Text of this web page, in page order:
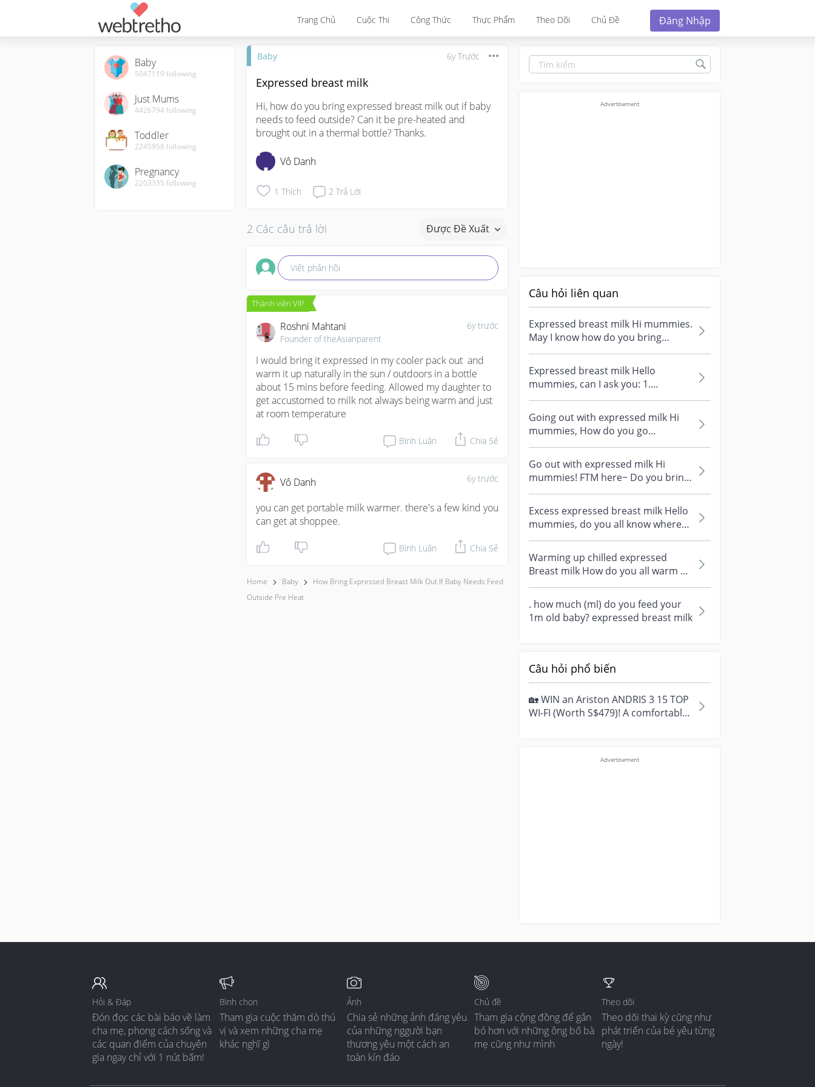
Trang Chủ Cuộc Thi Công Thức Thực Phẩm Theo Dõi Chủ Đề Đăng Nhập
Baby
5047119 following
Just Mums
4426794following
Toddler
2245958 following
Pregnancy
2203335 following
Baby 6y Trước
Expressed breast milk
Hi, how do you bring expressed breast milk out if baby
needs to feed outside? Can it be pre-heated and
brought out in a thermal bottle? Thanks.
Vô Danh
1 Thích 2 Trả Lời
2 Các câu trả lời Được Đề Xuất
Viết phản hồi
Thành viên VIP
6y trước
Roshni Mahtani
Founder of theAsianparent
I would bring it expressed in my cooler pack out  and
warm it up naturally in the sun / outdoors in a bottle
about 15 mins before feeding. Allowed my daughter to
get accustomed to milk not always being warm and just
at room temperature
Bình Luận Chia Sẻ
6y trước
Vô Danh
you can get portable milk warmer. there's a few kind you
can get at shoppee.
Bình Luận Chia Sẻ
Home Baby
How Bring Expressed Breast Milk Out If Baby Needs Feed
Outside Pre Heat
Câu hỏi liên quan
Expressed breast milk Hi mummies.
May I know how do you bring
expressed breast milk when out?
Do yo...
Expressed breast milk Hello
mummies, can I ask you: 1.
Expressed breast milk, stored in
the fridge,...
Going out with expressed milk Hi
mummies, How do you go
shopping/ go out with your baby
with expres...
Go out with expressed milk Hi
mummies! FTM here~ Do you bring
expressed milk when you go out?
How...
Excess expressed breast milk Hello
mummies, do you all know where
we can donate our excess
expressed...
Warming up chilled expressed
Breast milk How do you all warm up
chilled expressed breast milk and
ho...
. how much (ml) do you feed your
1m old baby? expressed breast milk
Câu hỏi phổ biến
🏡 WIN an Ariston ANDRIS 3 15 TOP
WI-FI (Worth S$479)! A comfortable
Hỏi & Đáp
Đón đọc các bài báo về làm
cha mẹ, phong cách sống và
các quan điểm của chuyên
gia ngay chỉ với 1 nút bấm!
Bình chọn
Tham gia cuộc thăm dò thú
vị và xem những cha mẹ
khác nghĩ gì
Ảnh
Chia sẻ những ảnh đáng yêu
của những nggười bạn
thương yêu một cách an
toàn kín đáo
Chủ đề
Tham gia cộng đồng để gắn
bó hơn với những ông bố bà
mẹ cũng như mình
Theo dõi
Theo dõi thai kỳ cũng như
phát triển của bé yêu từng
ngày!